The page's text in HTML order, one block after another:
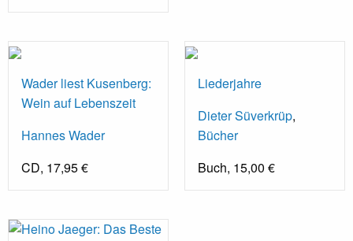
Wader liest Kusenberg:
Wein auf Lebenszeit
Hannes Wader
CD, 17,95 €
Liederjahre
Dieter Süverkrüp,
Bücher
Buch, 15,00 €